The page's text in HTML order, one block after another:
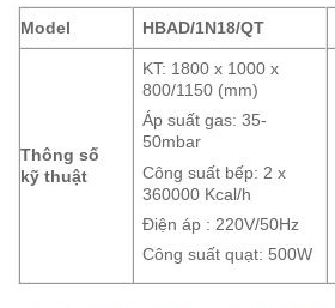
Model HBAD/1N18/QT
Thông số
kỹ thuật
KT: 1800 x 1000 x
800/1150 (mm)
Áp suất gas: 35-
50mbar
Công suất bếp: 2 x
360000 Kcal/h
Điện áp : 220V/50Hz
Công suất quạt: 500W